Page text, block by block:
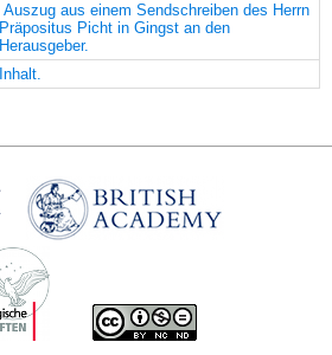
Auszug aus einem Sendschreiben des Herrn
Präpositus Picht in Gingst an den
Herausgeber.
Inhalt.